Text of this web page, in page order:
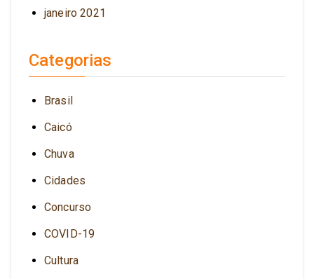
janeiro 2021
Categorias
Brasil
Caicó
Chuva
Cidades
Concurso
COVID-19
Cultura